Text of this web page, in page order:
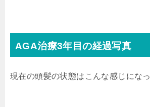
AGA治療3年目の経過写真
現在の頭髪の状態はこんな感じにな